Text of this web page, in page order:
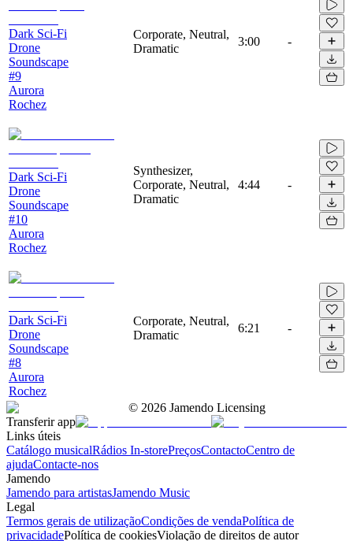
Dark Sci-Fi
Drone
Soundscape
#9
Aurora
Rochez
Corporate, Neutral,
Dramatic
3:00 -
Dark Sci-Fi
Drone
Soundscape
#10
Aurora
Rochez
Synthesizer,
Corporate, Neutral,
Dramatic
4:44 -
Dark Sci-Fi
Drone
Soundscape
#8
Aurora
Rochez
Corporate, Neutral,
Dramatic
6:21 -
© 2026 Jamendo Licensing
Transferir app
Links úteis
Catálogo musicalRádios In-storePreçosContactoCentro de
ajudaContacte-nos
Jamendo
Jamendo para artistasJamendo Music
Legal
Termos gerais de utilizaçãoCondições de vendaPolítica de
privacidadePolítica de cookiesViolação de direitos de autor